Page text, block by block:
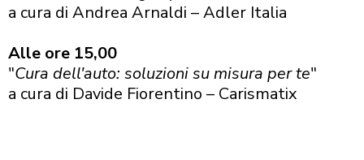
a cura di Andrea Arnaldi – Adler Italia
Alle ore 15,00
"Cura dell'auto: soluzioni su misura per te"
a cura di Davide Fiorentino – Carismatix